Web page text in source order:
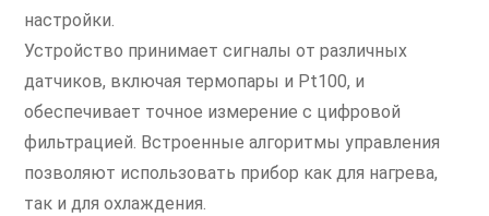
настройки.
Устройство принимает сигналы от различных
датчиков, включая термопары и Pt100, и
обеспечивает точное измерение с цифровой
фильтрацией. Встроенные алгоритмы управления
позволяют использовать прибор как для нагрева,
так и для охлаждения.